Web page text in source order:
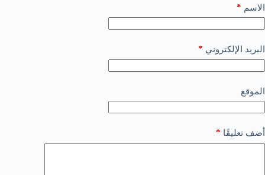
الاسم *
البريد الإلكتروني *
الموقع
أضف تعليقًا *